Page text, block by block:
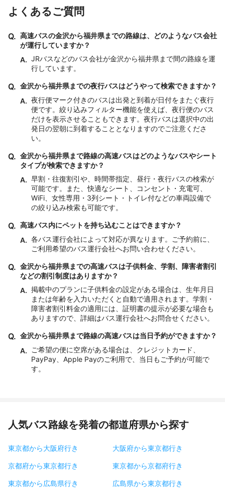
よくあるご質問
Q. 高速バスの金沢から福井県までの路線は、どのようなバス会社
が運行していますか？
A. JRバスなどのバス会社が金沢から福井県まで間の路線を運
行しています。
Q. 金沢から福井県までの夜行バスはどうやって検索できますか？
A. 夜行便マーク付きのバスは出発と到着が日付をまたぐ夜行
便です。絞り込みフィルター機能を使えば、夜行便のバス
だけを表示させることもできます。夜行バスは選択中の出
発日の翌朝に到着することとなりますのでご注意くださ
い。
Q. 金沢から福井県まで路線の高速バスはどのようなバスやシート
タイプが検索できますか？
A. 早割・往復割引や、時間帯指定、昼行・夜行バスの検索が
可能です。また、快適なシート、コンセント・充電可、
WiFi、女性専用・3列シート・トイレ付などの車両設備で
の絞り込み検索も可能です。
Q. 高速バス内にペットを持ち込むことはできますか？
A. 各バス運行会社によって対応が異なります。ご予約前に、
ご利用希望のバス運行会社へお問い合わせください。
Q. 金沢から福井県までの高速バスは子供料金、学割、障害者割引
などの割引制度はありますか？
A. 掲載中のプランに子供料金の設定がある場合は、生年月日
または年齢を入力いただくと自動で適用されます。学割・
障害者割引料金の適用には、証明書の提示が必要な場合も
ありますので、詳細はバス運行会社へお問合せください。
Q. 金沢から福井県まで路線の高速バスは当日予約ができますか？
A.
ご希望の便に空席がある場合は、クレジットカード、
PayPay、Apple Payのご利用で、当日もご予約が可能で
す。
人気バス路線を発着の都道府県から探す
東京都から大阪府行き 大阪府から東京都行き
京都府から東京都行き 東京都から京都府行き
東京都から広島県行き 広島県から東京都行き